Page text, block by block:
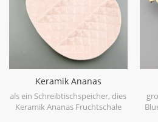
Keramik Ananas
Fruchtschale rosa blau
als ein Schreibtischspeicher, dies
Keramik Ananas Fruchtschale